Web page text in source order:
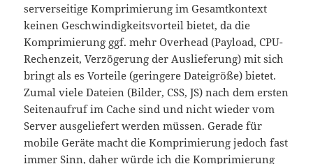
serverseitige Komprimierung im Gesamtkontext
keinen Geschwindigkeitsvorteil bietet, da die
Komprimierung ggf. mehr Overhead (Payload, CPU-
Rechenzeit, Verzögerung der Auslieferung) mit sich
bringt als es Vorteile (geringere Dateigröße) bietet.
Zumal viele Dateien (Bilder, CSS, JS) nach dem ersten
Seitenaufruf im Cache sind und nicht wieder vom
Server ausgeliefert werden müssen. Gerade für
mobile Geräte macht die Komprimierung jedoch fast
immer Sinn, daher würde ich die Komprimierung